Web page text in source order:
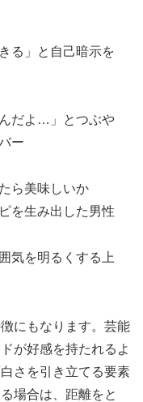
る」と自己暗示を
だよ…」とつぶや
ー
ら美味しいか
を生み出した男性
気を明るくする上
にもなります。芸能
が好感を持たれるよ
さを引き立てる要素
場合は、距離をと